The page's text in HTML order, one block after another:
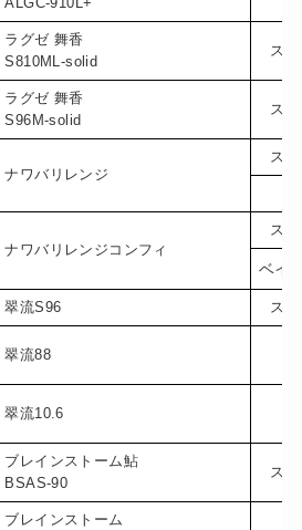
ラグゼ 舞香
S810ML-solid
ス
ラグゼ 舞香
S96M-solid
ス
ナワバリレンジ
ス
ナワバリレンジコンフィ
ス
ベイ
翠流S96 ス
翠流88
翠流10.6
ブレインストーム鮎
BSAS-90
ス
ブレインストーム